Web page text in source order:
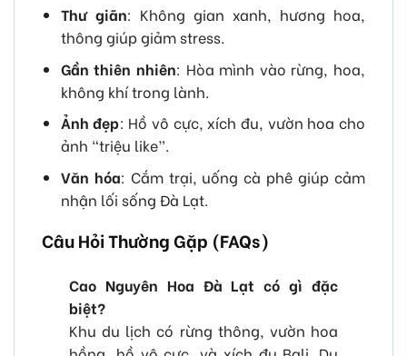
Thư giãn: Không gian xanh, hương hoa,
thông giúp giảm stress.
Gần thiên nhiên: Hòa mình vào rừng, hoa,
không khí trong lành.
Ảnh đẹp: Hồ vô cực, xích đu, vườn hoa cho
ảnh “triệu like”.
Văn hóa: Cắm trại, uống cà phê giúp cảm
nhận lối sống Đà Lạt.
Câu Hỏi Thường Gặp (FAQs)
Cao Nguyên Hoa Đà Lạt có gì đặc
biệt?
Khu du lịch có rừng thông, vườn hoa